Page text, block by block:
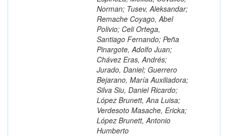
Norman; Tusev, Aleksandar;
Remache Coyago, Abel
Polivio; Celi Ortega,
Santiago Fernando; Peña
Pinargote, Adolfo Juan;
Chávez Eras, Andrés;
Jurado, Daniel; Guerrero
Bejarano, María Auxiliadora;
Silva Siu, Daniel Ricardo;
López Brunett, Ana Luisa;
Verdesoto Masache, Ericka;
López Brunett, Antonio
Humberto